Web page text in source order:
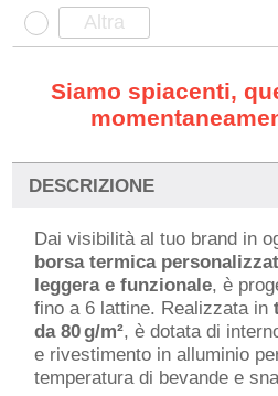
Siamo spiacenti,
DESCRIZIONE
Dai visibilità al tuo brand in
borsa termica
leggera e funzionale, è
fino a 6 lattine. Realizzata in
da 80 g/m², è dotata di
e rivestimento in alluminio
temperatura di bevande e